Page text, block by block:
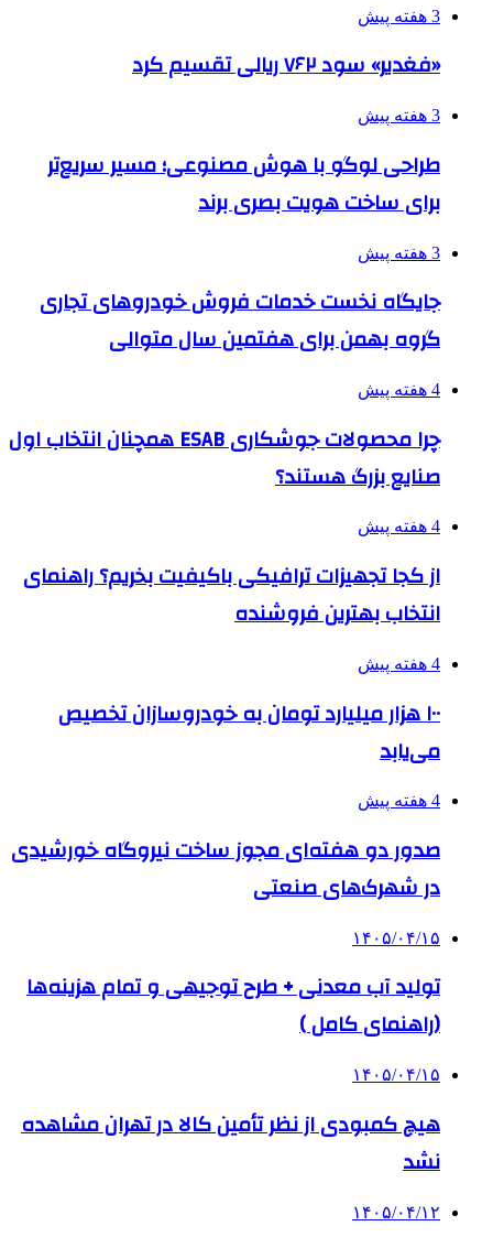
3 هفته پیش
«فغدیر» سود ۷۶۲ ریالی تقسیم کرد
3 هفته پیش
طراحی لوگو با هوش مصنوعی؛ مسیر سریع‌تر
برای ساخت هویت بصری برند
3 هفته پیش
جایگاه نخست خدمات فروش خودروهای تجاری
گروه بهمن برای هفتمین سال متوالی
4 هفته پیش
چرا محصولات جوشکاری ESAB همچنان انتخاب اول
صنایع بزرگ هستند؟
4 هفته پیش
از کجا تجهیزات ترافیکی باکیفیت بخریم؟ راهنمای
انتخاب بهترین فروشنده
4 هفته پیش
۱۰۰ هزار میلیارد تومان به خودروسازان تخصیص
می‌یابد
4 هفته پیش
صدور دو هفته‌ای مجوز ساخت نیروگاه خورشیدی
در شهرک‌های صنعتی
۱۴۰۵/۰۴/۱۵
تولید آب معدنی + طرح توجیهی و تمام هزینه‌ها
(راهنمای کامل )
۱۴۰۵/۰۴/۱۵
هیچ کمبودی از نظر تأمین کالا در تهران مشاهده
نشد
۱۴۰۵/۰۴/۱۲